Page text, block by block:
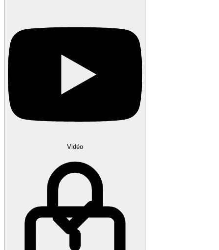
Vidéo